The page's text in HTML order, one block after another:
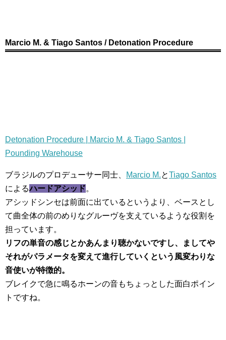
Marcio M. & Tiago Santos / Detonation Procedure
Detonation Procedure | Marcio M. & Tiago Santos |
Pounding Warehouse
ブラジルのプロデューサー同士、 Marcio M.とTiago Santos
によるハードアシッド。
アシッドシンセは前面に出ているというより、ベースとし
て曲全体の前のめりなグルーヴを支えているような役割を
担っています。
リフの単音の感じとかあんまり聴かないですし、ましてや
それがパラメータを変えて進行していくという風変わりな
音使いが特徴的。
ブレイクで急に鳴るホーンの音もちょっとした面白ポイン
トですね。